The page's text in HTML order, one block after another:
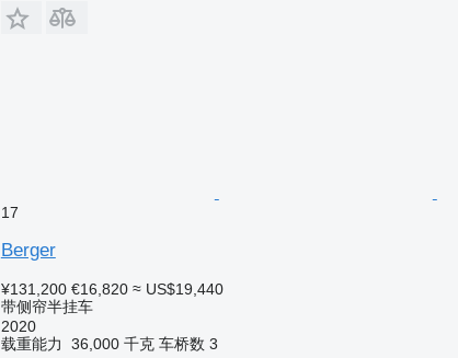
17
Berger
¥131,200 €16,820 ≈ US$19,440
带侧帘半挂车
2020
载重能力
36,000 千克 车桥数 3